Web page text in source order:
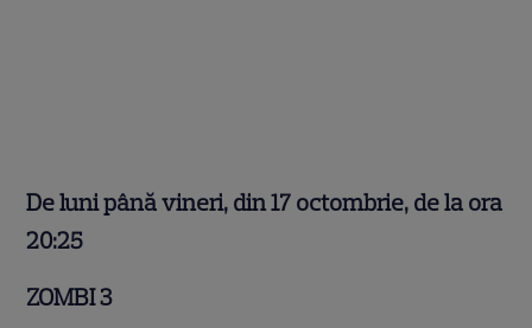
De luni până vineri, din 17 octombrie, de la ora
20:25
ZOMBI 3